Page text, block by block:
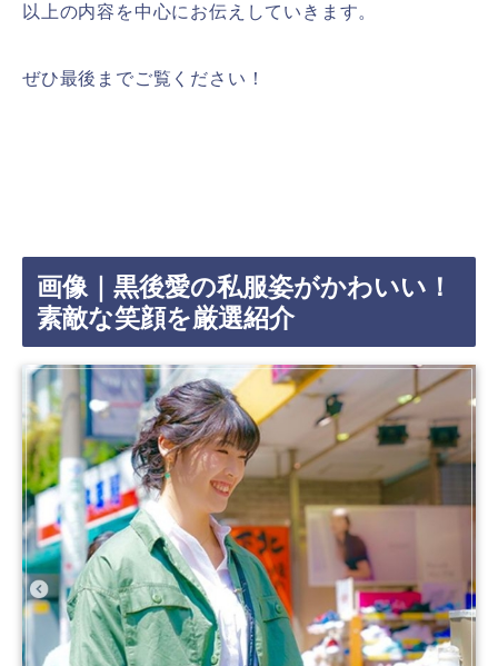
以上の内容を中心にお伝えしていきます。
ぜひ最後までご覧ください！
画像｜黒後愛の私服姿がかわいい！
素敵な笑顔を厳選紹介